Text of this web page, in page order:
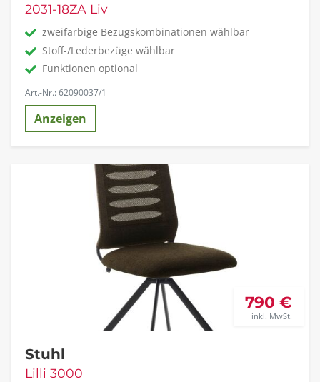
2031-18ZA Liv
zweifarbige Bezugskombinationen wählbar
Stoff-/Lederbezüge wählbar
Funktionen optional
Art.-Nr.: 62090037/1
Anzeigen
790 €
inkl. MwSt.
Stuhl
Lilli 3000